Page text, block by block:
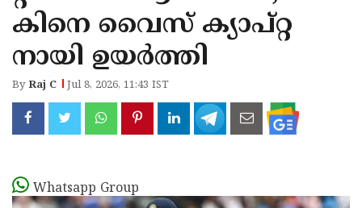
കിനെ വൈസ് ക്യാപ്റ്റ
നായി ഉയര്‍ത്തി
ByRaj C Jul 8, 2026, 11:43 IST
Whatsapp Group